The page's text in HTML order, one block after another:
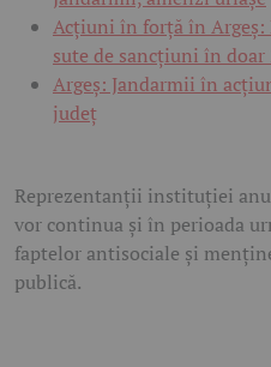
Acțiuni în forță în
sute de sancțiuni în doar
Argeș: Jandarmii în
județ
Reprezentanții instituției
vor continua și în perioada
faptelor antisociale și
publică.